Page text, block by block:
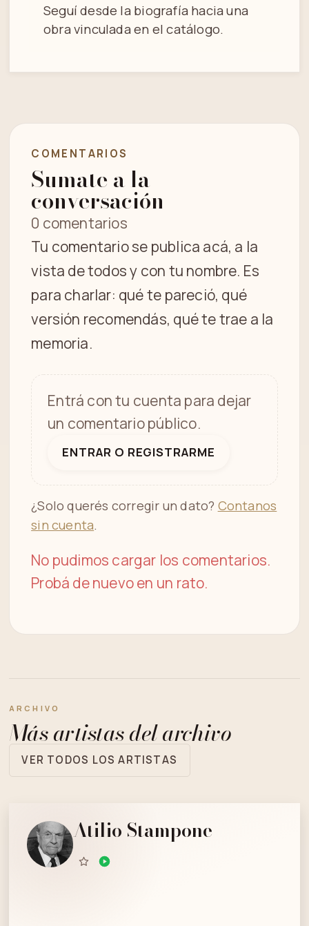
Seguí desde la biografía hacia una
obra vinculada en el catálogo.
COMENTARIOS
Sumate a la
conversación
0 comentarios
Tu comentario se publica acá, a la
vista de todos y con tu nombre. Es
para charlar: qué te pareció, qué
versión recomendás, qué te trae a la
memoria.
Entrá con tu cuenta para dejar
un comentario público.
ENTRAR O REGISTRARME
¿Solo querés corregir un dato? Contanos
sin cuenta.
No pudimos cargar los comentarios.
Probá de nuevo en un rato.
ARCHIVO
Más artistas del archivo
VER TODOS LOS ARTISTAS
Atilio Stampone